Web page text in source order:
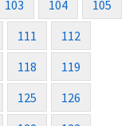
103 104
105
111
112
118
119
125
126